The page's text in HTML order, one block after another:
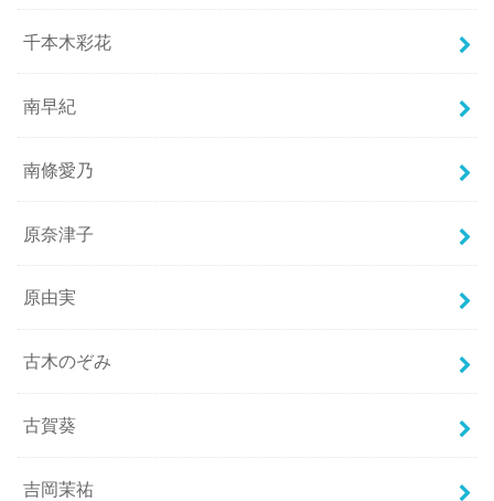
千本木彩花
南早紀
南條愛乃
原奈津子
原由実
古木のぞみ
古賀葵
吉岡茉祐